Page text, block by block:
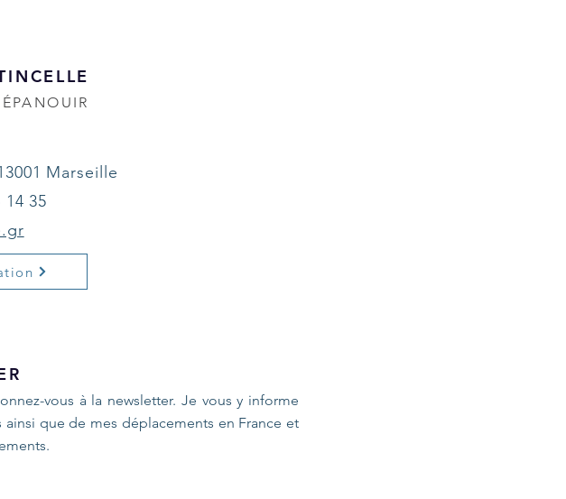
Marseille
14 35
vous à la newsletter. Je vous y informe
que de mes déplacements en France et